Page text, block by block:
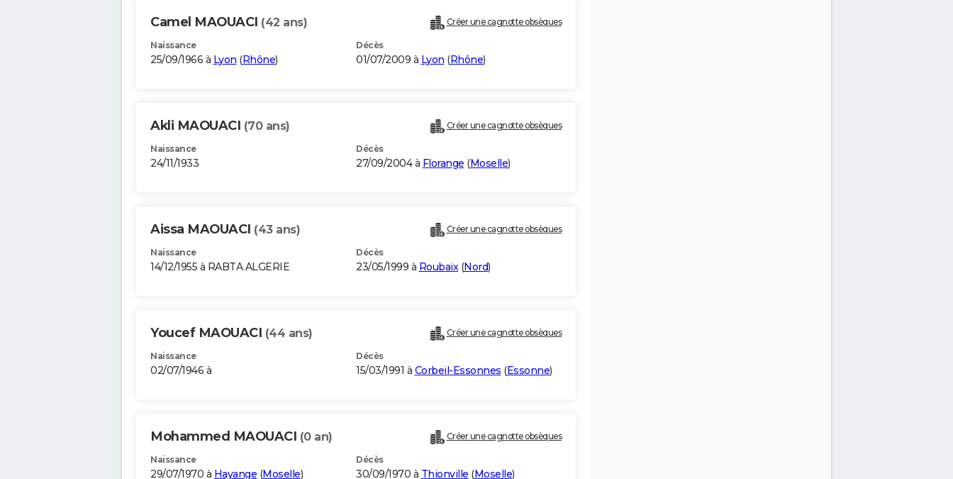
Camel MAOUACI (42 ans) Créer une cagnotte obsèques
Naissance
25/09/1966 à Lyon (Rhône)
Décès
01/07/2009 à Lyon (Rhône)
Akli MAOUACI (70 ans) Créer une cagnotte obsèques
Naissance
24/11/1933
Décès
27/09/2004 à Florange (Moselle)
Aissa MAOUACI (43 ans) Créer une cagnotte obsèques
Naissance
14/12/1955 à RABTA ALGERIE
Décès
23/05/1999 à Roubaix(Nord)
Youcef MAOUACI (44 ans) Créer une cagnotte obsèques
Naissance
02/07/1946 à
Décès
15/03/1991 à Corbeil-Essonnes (Essonne)
Mohammed MAOUACI (0 an) Créer une cagnotte obsèques
Naissance
29/07/1970 à Hayange (Moselle)
Décès
30/09/1970 à Thionville (Moselle)